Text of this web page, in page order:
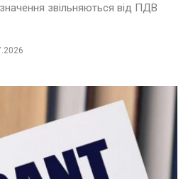
звільняються від ПДВ